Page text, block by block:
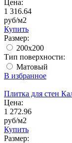
Цена:
1 316.64
руб/м2
Купить
Размер:
200x200
Тип поверхности:
Матовый
В избранное
Плитка для стен
Цена:
1 272.96
руб/м2
Купить
Размер: